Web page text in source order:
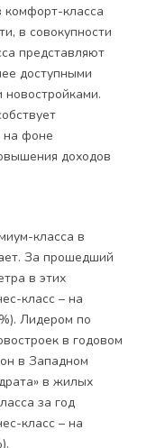
класса
в совокупности
представляют
доступными
на фоне
доходов
класса в
За прошедший
в этих
класс – на
Лидером по
в годовом
в Западном
в жилых
за год
класс – на